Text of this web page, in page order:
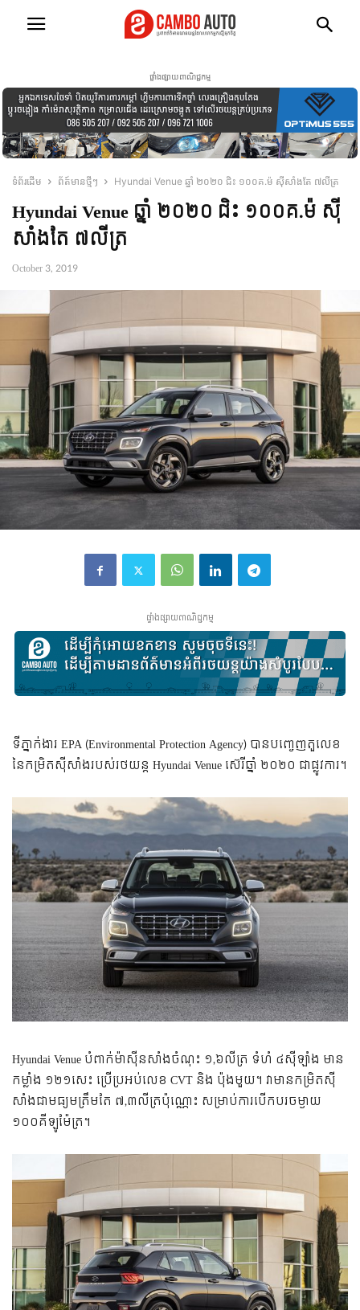
ផ្ទាំងផ្សាយពាណិជ្ជកម្ម
ទំព័រដើម ព័ត៍មានថ្មីៗ Hyundai Venue ឆ្នាំ ២០២០ ជិះ ១០០គ.ម៉ ស៊ីសាំងតែ ៧លីត្រ
Hyundai Venue ឆ្នាំ ២០២០ ជិះ ១០០គ.ម៉ ស៊ី
សាំងតែ ៧លីត្រ
October 3, 2019
ផ្ទាំងផ្សាយពាណិជ្ជកម្ម
ទីភ្នាក់ងារ EPA (Environmental Protection Agency) បានបញ្ចេញតួលេខ
នៃកម្រិតស៊ីសាំងរបស់រថយន្ត Hyundai Venue ស៊េរីឆ្នាំ ២០២០ ជាផ្លូវការ។
Hyundai Venue បំពាក់ម៉ាស៊ីនសាំងចំណុះ ១,៦លីត្រ ទំហំ ៤ស៊ីឡាំង មាន
កម្លាំង ១២១សេះ ប្រើប្រអប់លេខ CVT និង ប៉ុងមួយ។ វាមានកម្រិតស៊ី
សាំងជាមធ្យមត្រឹមតែ ៧,៣លីត្រប៉ុណ្ណោះ សម្រាប់ការបើកបរចម្ងាយ
១០០គីឡូម៉ែត្រ។